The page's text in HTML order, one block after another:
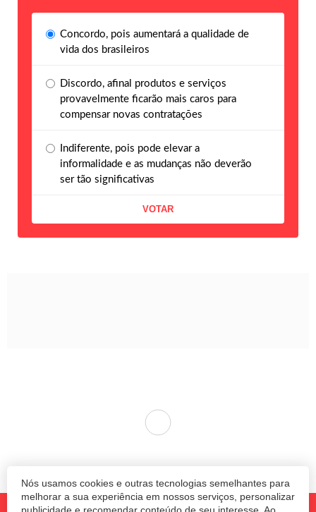
Nós usamos cookies e outras tecnologias semelhantes para
melhorar a sua experiência em nossos serviços, personalizar
Concordo, pois aumentará a qualidade de
vida dos brasileiros
Discordo, afinal produtos e serviços
provavelmente ficarão mais caros para
compensar novas contratações
Indiferente, pois pode elevar a
informalidade e as mudanças não deverão
ser tão significativas